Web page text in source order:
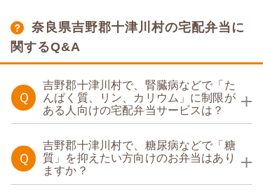
奈良県吉野郡十津川村の宅配弁当に
関するQ&A
Ｑ
吉野郡十津川村で、腎臓病などで「た
んぱく質、リン、カリウム」に制限が
ある人向けの宅配弁当サービスは？
Ｑ
吉野郡十津川村で、糖尿病などで「糖
質」を抑えたい方向けのお弁当はあり
ますか？